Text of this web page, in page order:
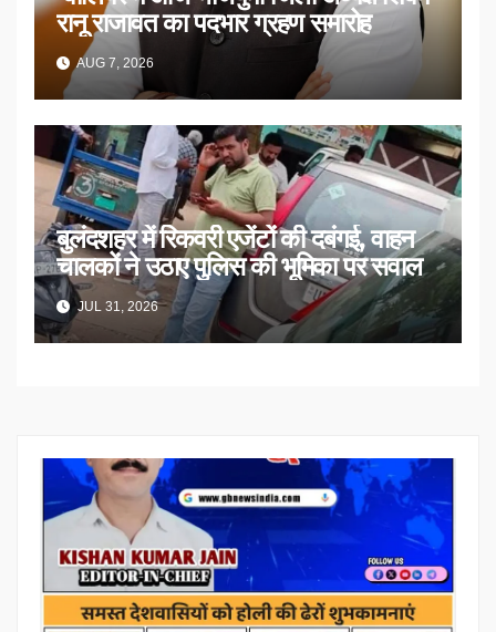
रानू राजावत का पदभार ग्रहण समारोह
AUG 7, 2026
बुलंदशहर में रिकवरी एजेंटों की दबंगई, वाहन
चालकों ने उठाए पुलिस की भूमिका पर सवाल
JUL 31, 2026